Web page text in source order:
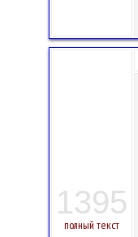
1395
полный текст